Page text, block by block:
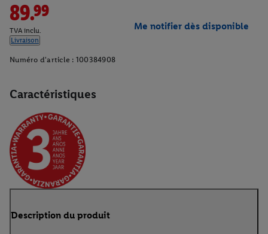
Caractéristiques
89.99
TVA inclu.
Livraison
Me notifier dès disponible
Numéro d'article : 100384908
Description du produit